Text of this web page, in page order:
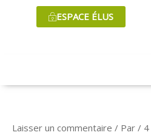
ESPACE ÉLUS
Laisser un commentaire / Par /